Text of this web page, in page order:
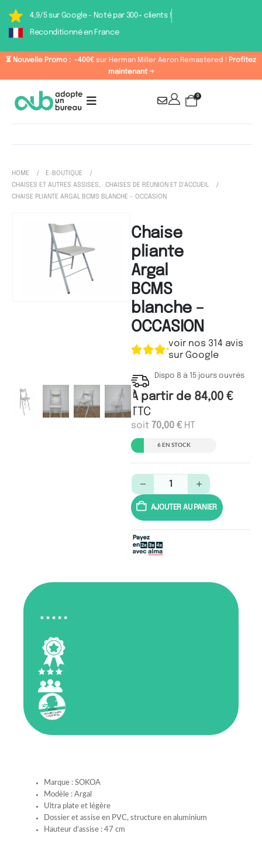
4,9/5 sur Google - Noté par 300+ clients !
Reconditionné en France
⏳ Nouvelle Promo : -400€ sur Herman Miller Aeron Remastered ! Profitez
maintenant →
0
HOME
E-BOUTIQUE
CHAISES ET AUTRES ASSISES,
CHAISES DE RÉUNION ET D'ACCUEIL
CHAISE PLIANTE ARGAL BCMS BLANCHE – OCCASION
Chaise
pliante
Argal
BCMS
blanche –
OCCASION
voir nos 314 avis
sur Google
Dispo 8 à 15 jours ouvrés
À partir de 84,00 €
TTC
soit 70,00 € HT
6 EN STOCK
AJOUTER AU PANIER
Marque : SOKOA
Modèle : Argal
Ultra plate et légère
Dossier et assise en PVC, structure en aluminium
Hauteur d’assise : 47 cm